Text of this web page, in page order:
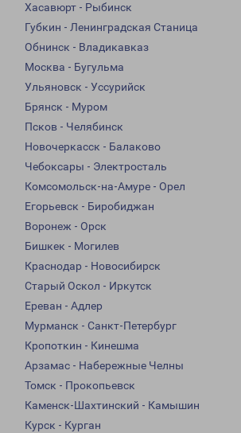
Хасавюрт - Рыбинск
Губкин - Ленинградская Станица
Обнинск - Владикавказ
Москва - Бугульма
Ульяновск - Уссурийск
Брянск - Муром
Псков - Челябинск
Новочеркасск - Балаково
Чебоксары - Электросталь
Комсомольск-на-Амуре - Орел
Егорьевск - Биробиджан
Воронеж - Орск
Бишкек - Могилев
Краснодар - Новосибирск
Старый Оскол - Иркутск
Ереван - Адлер
Мурманск - Санкт-Петербург
Кропоткин - Кинешма
Арзамас - Набережные Челны
Томск - Прокопьевск
Каменск-Шахтинский - Камышин
Курск - Курган